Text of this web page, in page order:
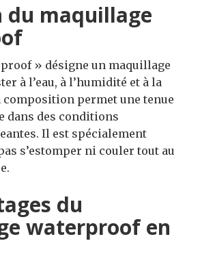
du maquillage
» désigne un maquillage
à l’eau, à l’humidité et à la
permet une tenue
dans des conditions
Il est spécialement
s’estomper ni couler tout au
du
waterproof en